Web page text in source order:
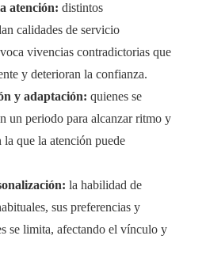
atención: distintos
calidades de servicio
vivencias contradictorias que
y deterioran la confianza.
y adaptación: quienes se
un periodo para alcanzar ritmo y
la que la atención puede
la habilidad de
sus preferencias y
se limita, afectando el vínculo y